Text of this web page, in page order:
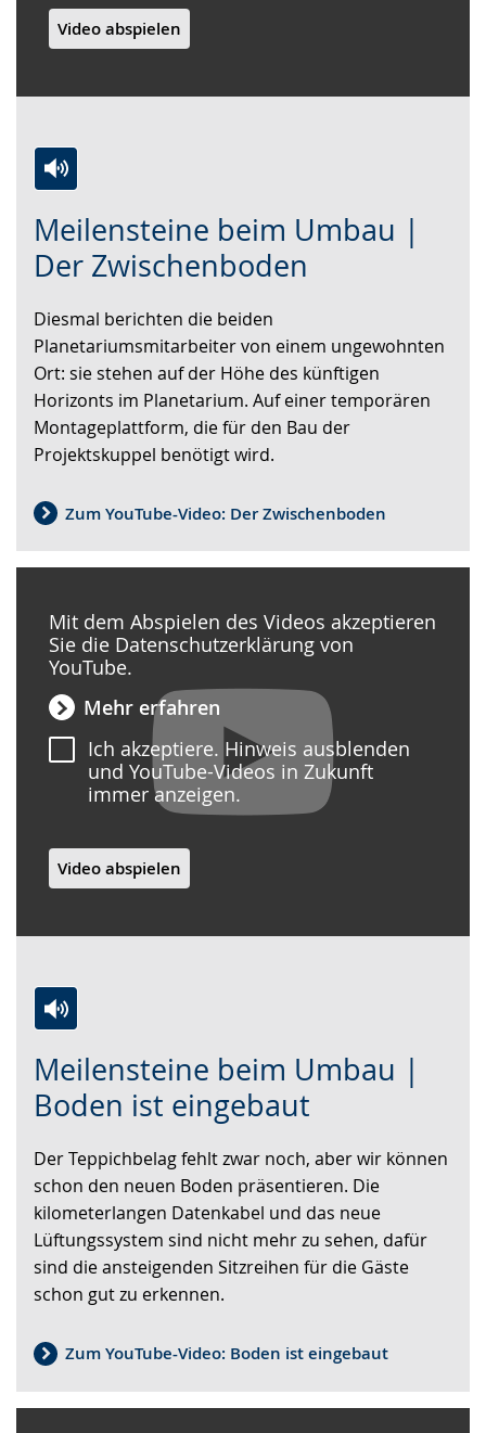
Meilensteine beim Umbau |
Der Zwischenboden
Leichten
Sprache
wechseln.
Audio-
Unterstützung.
Video
in
Deutscher
Gebärdensprache
wird
angezeigt.
Diesmal berichten die beiden
Planetariumsmitarbeiter von einem ungewohnten
Ort: sie stehen auf der Höhe des künftigen
Horizonts im Planetarium. Auf einer temporären
Montageplattform, die für den Bau der
Projektskuppel benötigt wird.
Zum YouTube-Video: Der Zwischenboden
Video abspielen
Meilensteine beim Umbau |
Boden ist eingebaut
Leichten
Sprache
wechseln.
Audio-
Unterstützung.
Video
in
Deutscher
Gebärdensprache
wird
angezeigt.
Der Teppichbelag fehlt zwar noch, aber wir können
schon den neuen Boden präsentieren. Die
kilometerlangen Datenkabel und das neue
Lüftungssystem sind nicht mehr zu sehen, dafür
sind die ansteigenden Sitzreihen für die Gäste
schon gut zu erkennen.
Zum YouTube-Video: Boden ist eingebaut
Mit dem Abspielen des Videos akzeptieren
Sie die Datenschutzerklärung von
YouTube.
Mehr erfahren
Ich akzeptiere. Hinweis ausblenden
und YouTube-Videos in Zukunft
immer anzeigen.
Video abspielen